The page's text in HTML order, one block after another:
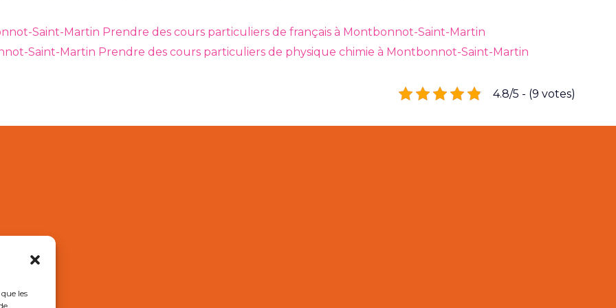
les
Saint-Martin Prendre des cours particuliers de français à Montbonnot-Saint-Martin
Saint-Martin Prendre des cours particuliers de physique chimie à Montbonnot-Saint-Martin
4.8/5 - (9 votes)